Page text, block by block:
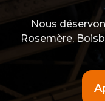
Nous
Rosemère,